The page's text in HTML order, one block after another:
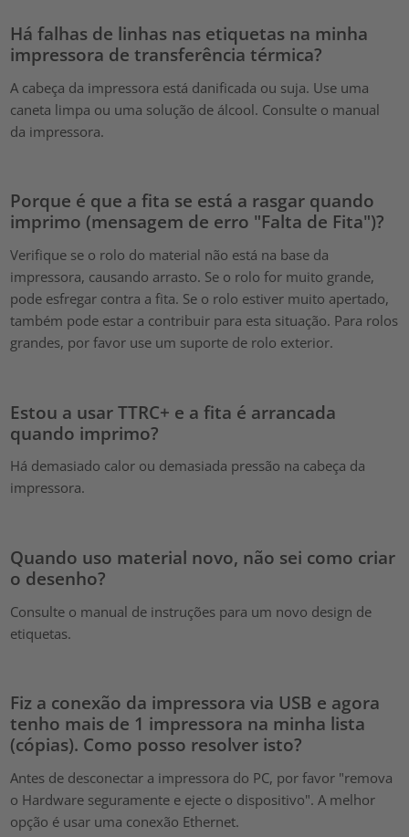
Há falhas de linhas nas etiquetas na minha
impressora de transferência térmica?
A cabeça da impressora está danificada ou suja. Use uma
caneta limpa ou uma solução de álcool. Consulte o manual
da impressora.
Porque é que a fita se está a rasgar quando
imprimo (mensagem de erro "Falta de Fita")?
Verifique se o rolo do material não está na base da
impressora, causando arrasto. Se o rolo for muito grande,
pode esfregar contra a fita. Se o rolo estiver muito apertado,
também pode estar a contribuir para esta situação. Para rolos
grandes, por favor use um suporte de rolo exterior.
Estou a usar TTRC+ e a fita é arrancada
quando imprimo?
Há demasiado calor ou demasiada pressão na cabeça da
impressora.
Quando uso material novo, não sei como criar
o desenho?
Consulte o manual de instruções para um novo design de
etiquetas.
Fiz a conexão da impressora via USB e agora
tenho mais de 1 impressora na minha lista
(cópias). Como posso resolver isto?
Antes de desconectar a impressora do PC, por favor "remova
o Hardware seguramente e ejecte o dispositivo". A melhor
opção é usar uma conexão Ethernet.